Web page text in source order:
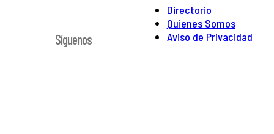
Directorio
Quienes Somos
Aviso de Privacidad
Síguenos